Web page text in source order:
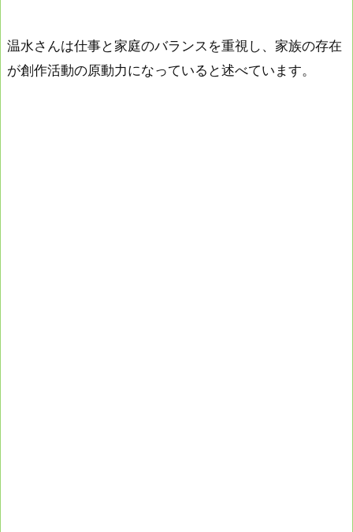
温水さんは仕事と家庭のバランスを重視し、家族の存在
が創作活動の原動力になっていると述べています。